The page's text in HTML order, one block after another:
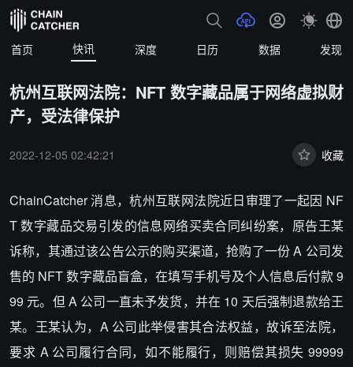
首页 快讯 深度 日历 数据 发现
杭州互联网法院：NFT 数字藏品属于网络虚拟财
产，受法律保护
2022-12-05 02:42:21 收藏
ChainCatcher 消息，杭州互联网法院近日审理了一起因 NF
T 数字藏品交易引发的信息网络买卖合同纠纷案，原告王某
诉称，其通过该公告公示的购买渠道，抢购了一份 A 公司发
售的 NFT 数字藏品盲盒，在填写手机号及个人信息后付款 9
99 元。但 A 公司一直未予发货，并在 10 天后强制退款给王
某。王某认为，A 公司此举侵害其合法权益，故诉至法院，
要求 A 公司履行合同，如不能履行，则赔偿其损失 99999